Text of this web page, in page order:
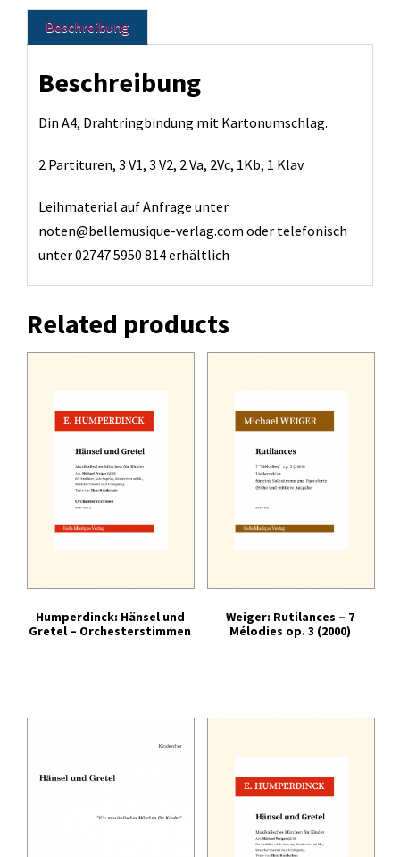
Beschreibung
Beschreibung
Din A4, Drahtringbindung mit Kartonumschlag.
2 Partituren, 3 V1, 3 V2, 2 Va, 2Vc, 1Kb, 1 Klav
Leihmaterial auf Anfrage unter
noten@bellemusique-verlag.com oder telefonisch
unter 02747 5950 814 erhältlich
Related products
Humperdinck: Hänsel und
Gretel – Orchesterstimmen
Weiger: Rutilances – 7
Mélodies op. 3 (2000)